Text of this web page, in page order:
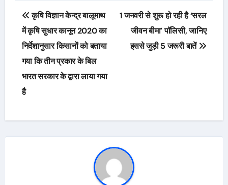
Post
navigation
कृषि विज्ञान केन्द्र बालूमाथ
में कृषि सुधार कानून 2020 का
निर्देशानुसार किसानों को बताया
गया कि तीन प्रकार के बिल
भारत सरकार के द्वारा लाया गया
है
1 जनवरी से शुरू हो रही है ‘सरल
जीवन बीमा’ पॉलिसी, जानिए
इससे जुड़ी 5 जरूरी बातें